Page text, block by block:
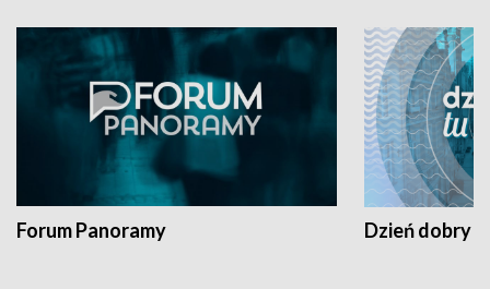
Forum Panoramy Dzień dobry